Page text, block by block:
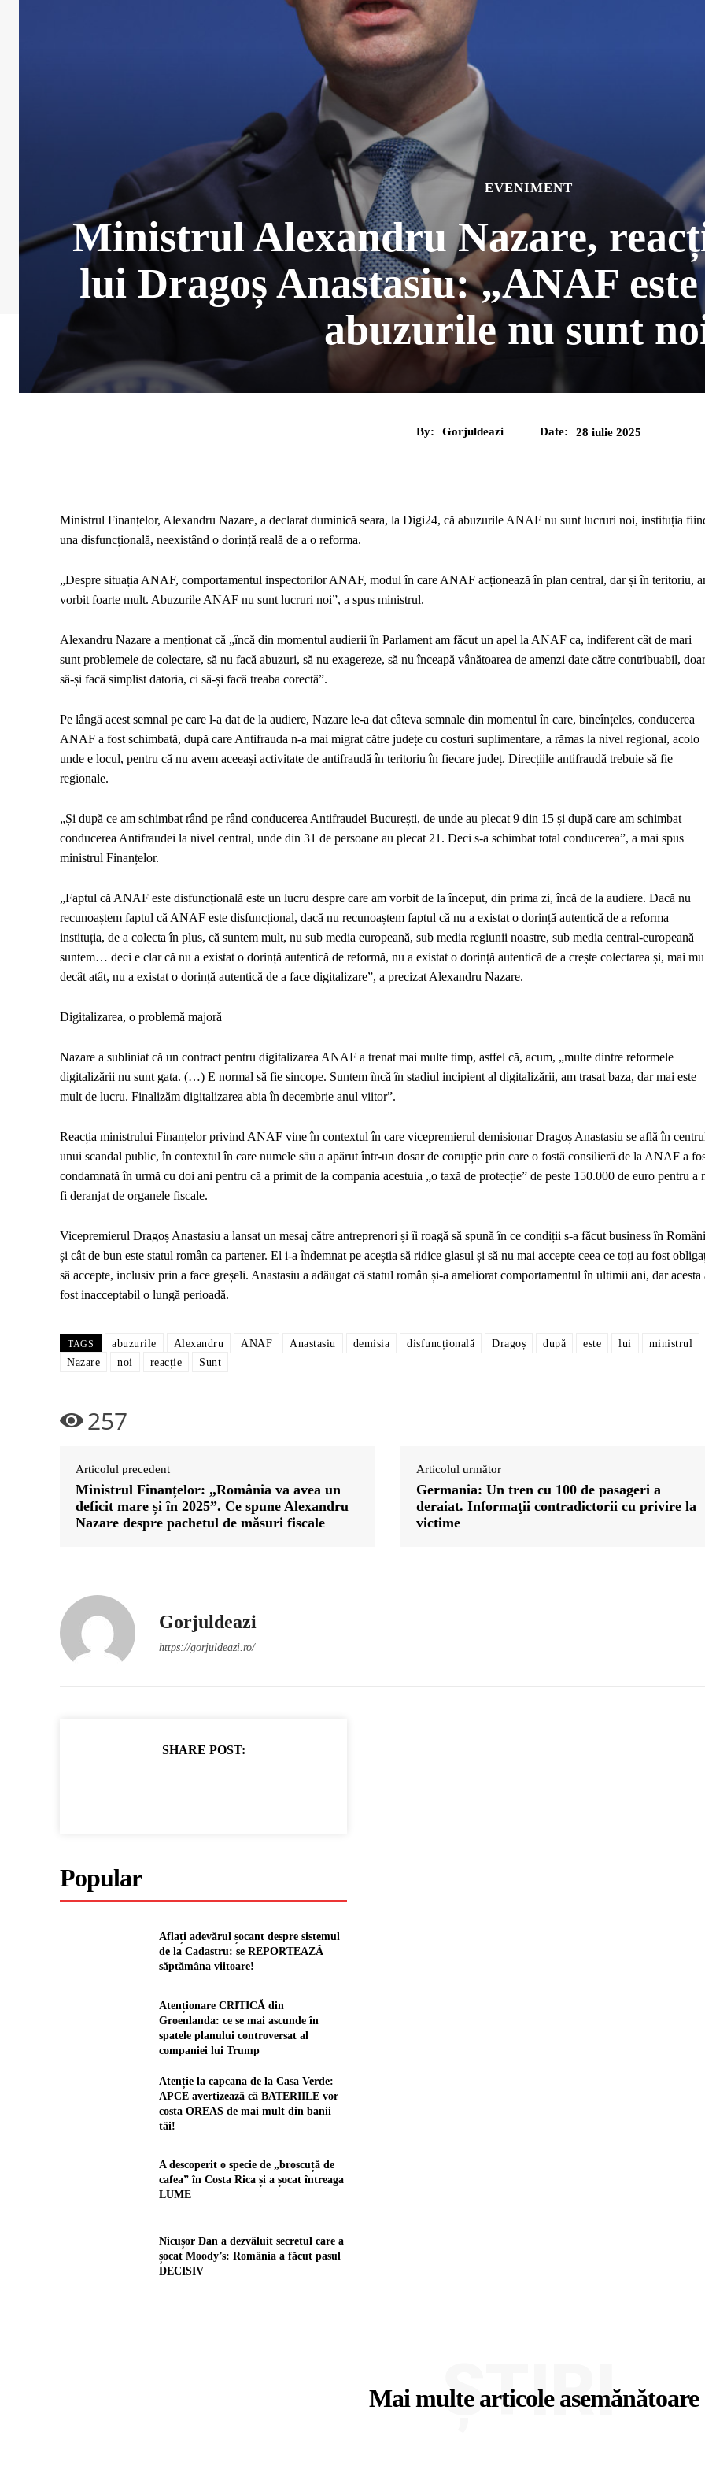
EVENIMENT
Ministrul Alexandru Nazare,
lui Dragoș Anastasiu: „ANAF
abuzurile nu sunt
By: Gorjuldeazi Date: 28 iulie 2025
Ministrul Finanțelor, Alexandru Nazare, a declarat duminică seara, la Digi24, că abuzurile ANAF nu sunt lucruri noi, instituția
una disfuncțională, neexistând o dorință reală de a o reforma.
„Despre situația ANAF, comportamentul inspectorilor ANAF, modul în care ANAF acționează în plan central, dar și în teritoriu,
vorbit foarte mult. Abuzurile ANAF nu sunt lucruri noi”, a spus ministrul.
Alexandru Nazare a menționat că „încă din momentul audierii în Parlament am făcut un apel la ANAF ca, indiferent cât de mari
sunt problemele de colectare, să nu facă abuzuri, să nu exagereze, să nu înceapă vânătoarea de amenzi date către contribuabil, doar
să-și facă simplist datoria, ci să-și facă treaba corectă”.
Pe lângă acest semnal pe care l-a dat de la audiere, Nazare le-a dat câteva semnale din momentul în care, bineînțeles, conducerea
ANAF a fost schimbată, după care Antifrauda n-a mai migrat către județe cu costuri suplimentare, a rămas la nivel regional, acolo
unde e locul, pentru că nu avem aceeași activitate de antifraudă în teritoriu în fiecare județ. Direcțiile antifraudă trebuie să fie
regionale.
„Și după ce am schimbat rând pe rând conducerea Antifraudei București, de unde au plecat 9 din 15 și după care am schimbat
conducerea Antifraudei la nivel central, unde din 31 de persoane au plecat 21. Deci s-a schimbat total conducerea”, a mai spus
ministrul Finanțelor.
„Faptul că ANAF este disfuncțională este un lucru despre care am vorbit de la început, din prima zi, încă de la audiere. Dacă nu
recunoaștem faptul că ANAF este disfuncțional, dacă nu recunoaștem faptul că nu a existat o dorință autentică de a reforma
instituția, de a colecta în plus, că suntem mult, nu sub media europeană, sub media regiunii noastre, sub media central-europeană
suntem… deci e clar că nu a existat o dorință autentică de reformă, nu a existat o dorință autentică de a crește colectarea și, mai
decât atât, nu a existat o dorință autentică de a face digitalizare”, a precizat Alexandru Nazare.
Digitalizarea, o problemă majoră
Nazare a subliniat că un contract pentru digitalizarea ANAF a trenat mai multe timp, astfel că, acum, „multe dintre reformele
digitalizării nu sunt gata. (…) E normal să fie sincope. Suntem încă în stadiul incipient al digitalizării, am trasat baza, dar mai este
mult de lucru. Finalizăm digitalizarea abia în decembrie anul viitor”.
Reacția ministrului Finanțelor privind ANAF vine în contextul în care vicepremierul demisionar Dragoș Anastasiu se află în
unui scandal public, în contextul în care numele său a apărut într-un dosar de corupție prin care o fostă consilieră de la ANAF a
condamnată în urmă cu doi ani pentru că a primit de la compania acestuia „o taxă de protecție” de peste 150.000 de euro pentru a
fi deranjat de organele fiscale.
Vicepremierul Dragoș Anastasiu a lansat un mesaj către antreprenori și îi roagă să spună în ce condiții s-a făcut business în
și cât de bun este statul român ca partener. El i-a îndemnat pe aceștia să ridice glasul și să nu mai accepte ceea ce toți au fost
să accepte, inclusiv prin a face greșeli. Anastasiu a adăugat că statul român și-a ameliorat comportamentul în ultimii ani, dar acesta
fost inacceptabil o lungă perioadă.
TAGS abuzurile Alexandru ANAF Anastasiu demisia disfuncțională Dragoș după este lui
ministrul
Nazare
noi reacție Sunt
257
Articolul precedent
Ministrul Finanțelor: „România va avea un
deficit mare și în 2025”. Ce spune Alexandru
Nazare despre pachetul de măsuri fiscale
Articolul următor
Germania: Un tren cu 100 de pasageri a
deraiat. Informaţii contradictorii cu privire la
victime
Gorjuldeazi
https://gorjuldeazi.ro/
SHARE POST:
Popular
Aflați adevărul șocant despre sistemul
de la Cadastru: se REPORTEAZĂ
săptămâna viitoare!
Atenționare CRITICĂ din
Groenlanda: ce se mai ascunde în
spatele planului controversat al
companiei lui Trump
Atenție la capcana de la Casa Verde:
APCE avertizează că BATERIILE vor
costa OREAS de mai mult din banii
tăi!
A descoperit o specie de „broscuță de
cafea” în Costa Rica și a șocat întreaga
LUME
Nicușor Dan a dezvăluit secretul care a
șocat Moody’s: România a făcut pasul
DECISIV
Mai multe articole asemănătoare
ȘTIRI